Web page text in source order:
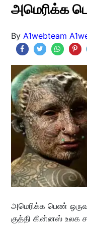
அமெரிக்க
By A1webteam
அமெரிக்க பெண்
குத்தி கின்னஸ் உலக